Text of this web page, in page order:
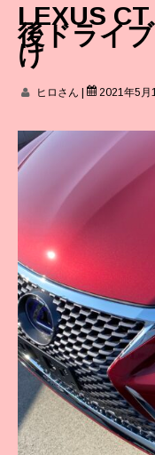
LEXUS
後ドライ
け
ヒロさん 2021年5月